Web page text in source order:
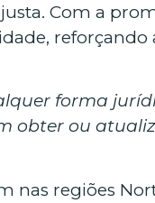
Com a
reforçando
forma
obter ou
nas regiões